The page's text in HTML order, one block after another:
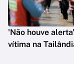
'Não houve
vítima na